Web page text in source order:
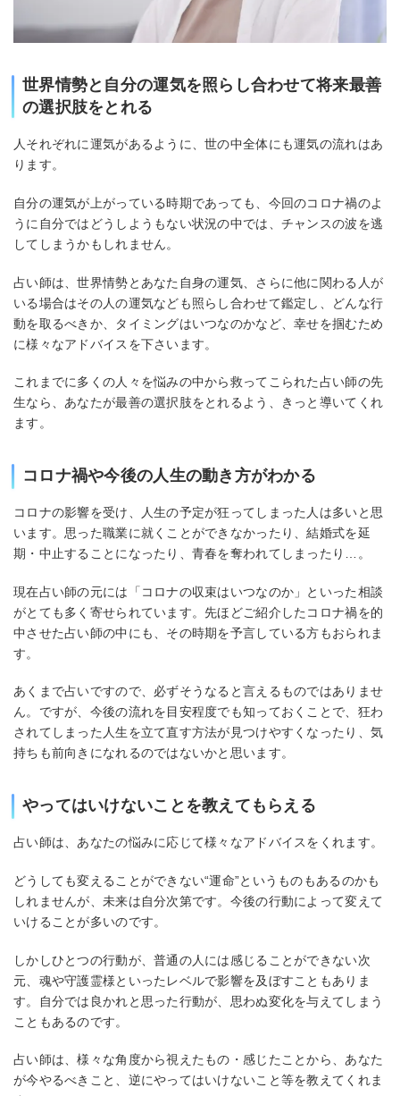
世界情勢と自分の運気を照らし合わせて将来最善
の選択肢をとれる
人それぞれに運気があるように、世の中全体にも運気の流れはあ
ります。
自分の運気が上がっている時期であっても、今回のコロナ禍のよ
うに自分ではどうしようもない状況の中では、チャンスの波を逃
してしまうかもしれません。
占い師は、世界情勢とあなた自身の運気、さらに他に関わる人が
いる場合はその人の運気なども照らし合わせて鑑定し、どんな行
動を取るべきか、タイミングはいつなのかなど、幸せを掴むため
に様々なアドバイスを下さいます。
これまでに多くの人々を悩みの中から救ってこられた占い師の先
生なら、あなたが最善の選択肢をとれるよう、きっと導いてくれ
ます。
コロナ禍や今後の人生の動き方がわかる
コロナの影響を受け、人生の予定が狂ってしまった人は多いと思
います。思った職業に就くことができなかったり、結婚式を延
期・中止することになったり、青春を奪われてしまったり…。
現在占い師の元には「コロナの収束はいつなのか」といった相談
がとても多く寄せられています。先ほどご紹介したコロナ禍を的
中させた占い師の中にも、その時期を予言している方もおられま
す。
あくまで占いですので、必ずそうなると言えるものではありませ
ん。ですが、今後の流れを目安程度でも知っておくことで、狂わ
されてしまった人生を立て直す方法が見つけやすくなったり、気
持ちも前向きになれるのではないかと思います。
やってはいけないことを教えてもらえる
占い師は、あなたの悩みに応じて様々なアドバイスをくれます。
どうしても変えることができない“運命”というものもあるのかも
しれませんが、未来は自分次第です。今後の行動によって変えて
いけることが多いのです。
しかしひとつの行動が、普通の人には感じることができない次
元、魂や守護霊様といったレベルで影響を及ぼすこともありま
す。自分では良かれと思った行動が、思わぬ変化を与えてしまう
こともあるのです。
占い師は、様々な角度から視えたもの・感じたことから、あなた
が今やるべきこと、逆にやってはいけないこと等を教えてくれま